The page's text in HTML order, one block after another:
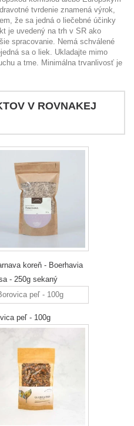
tvrdenie znamená výrok,
že sa jedná o liečebné účinky
je uvedený na trh v SR ako
spracovanie. Nemá schválené
sa o liek. Ukladajte mimo
a tme. Minimálna trvanlivosť je
V ROVNAKEJ
koreň - Boerhavia
- 250g sekaný
peľ - 100g